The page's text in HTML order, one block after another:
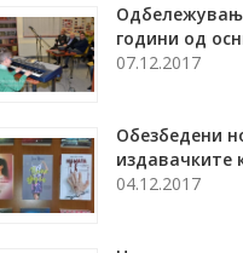
години од
07.12.2017
Обезбедени
издавачките
04.12.2017